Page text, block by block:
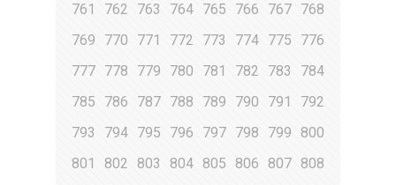
761
762 763 764 765 766 767 768
769
770 771 772 773 774 775
776
777 778 779 780 781 782 783
784
785
786 787 788 789 790 791
792
793
794 795 796 797 798 799
800
801
802 803 804 805 806 807 808